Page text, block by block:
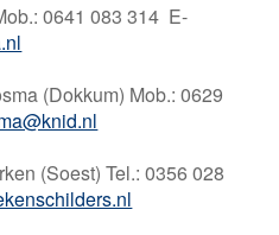
0641 083 314 E-
(Dokkum) Mob.: 0629
(Soest) Tel.: 0356 028